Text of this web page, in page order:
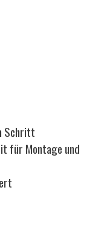
Schritt
für Montage und